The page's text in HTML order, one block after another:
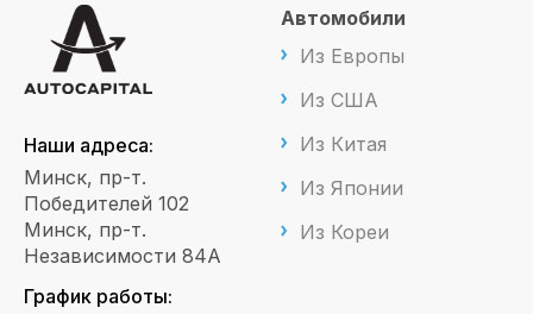
Наши адреса:
Минск, пр-т.
Победителей 102
Минск, пр-т.
Независимости 84А
График работы:
Автомобили
Из Европы
Из США
Из Китая
Из Японии
Из Кореи